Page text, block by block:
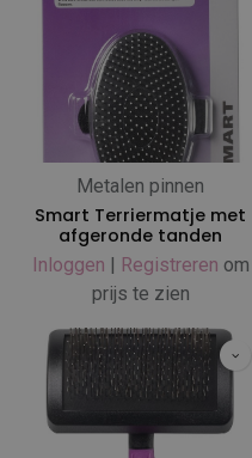
Metalen pinnen
Smart Terriermatje met
afgeronde tanden
Inloggen | Registreren om
prijs te zien